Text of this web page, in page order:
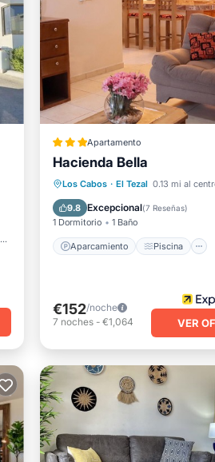
Apartamento
Hacienda Bella
Los Cabos · El Tezal 0.13 mi al
9.8 Excepcional(7 Reseñas)
1 Dormitorio 1 Baño
Aparcamiento Piscina
Aparcamiento
Piscina
Balcón/Terraza
Cocina
€152/noche
7 noches- €1,064 VER